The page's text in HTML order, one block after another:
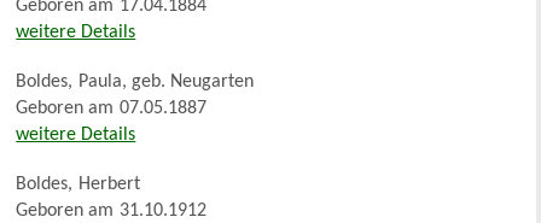
Geboren am 17.04.1884
weitere Details
Boldes, Paula, geb. Neugarten
Geboren am 07.05.1887
weitere Details
Boldes, Herbert
Geboren am 31.10.1912